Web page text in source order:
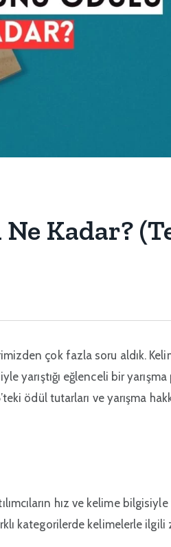
Kadar?
çok fazla soru aldık.
yarıştığı eğlenceli bir yarışma
ödül tutarları ve yarışma
hız ve kelime bilgisiyle
kategorilerde kelimelerle